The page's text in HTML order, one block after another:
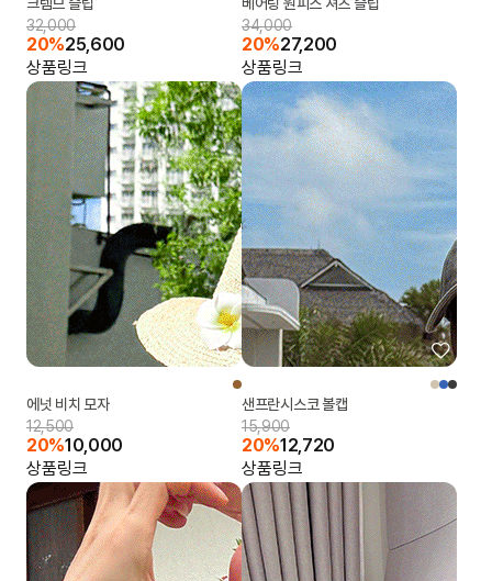
32,000
20%25,600
상품링크
34,000
20%27,200
상품링크
에넛 비치 모자
12,500
20%10,000
상품링크
샌프란시스코 볼캡
15,900
20%12,720
상품링크